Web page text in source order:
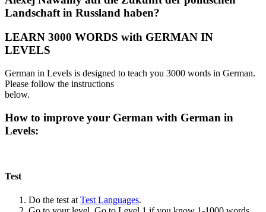
Landschaft in Russland haben?
LEARN 3000 WORDS with GERMAN IN
LEVELS
German in Levels is designed to teach you 3000 words in German.
Please follow the instructions
below.
How to improve your German with German in
Levels:
Test
Do the test at Test Languages.